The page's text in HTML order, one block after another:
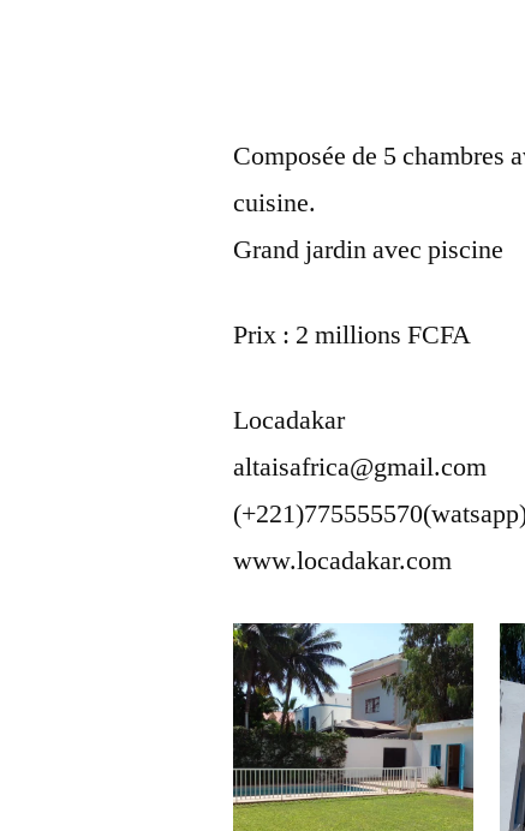
Composée de 5 chambres
cuisine.
Grand jardin avec piscine
Prix : 2 millions FCFA
Locadakar
altaisafrica@gmail.com
www.locadakar.com